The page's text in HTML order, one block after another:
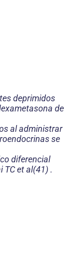
deprimidos
de
al administrar
se
diferencial
TC et al(41) .